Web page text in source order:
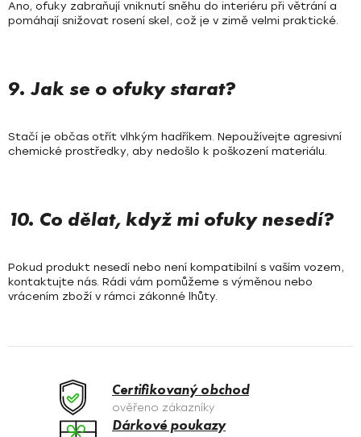
Ano, ofuky zabraňují vniknutí sněhu do interiéru při větrání a
pomáhají snižovat rosení skel, což je v zimě velmi praktické.
9. Jak se o ofuky starat?
Stačí je občas otřít vlhkým hadříkem. Nepoužívejte agresivní
chemické prostředky, aby nedošlo k poškození materiálu.
10. Co dělat, když mi ofuky nesedí?
Pokud produkt nesedí nebo není kompatibilní s vaším vozem,
kontaktujte nás. Rádi vám pomůžeme s výměnou nebo
vrácením zboží v rámci zákonné lhůty.
Certifikovaný obchod
ověřeno zákazníky
Dárkové poukazy